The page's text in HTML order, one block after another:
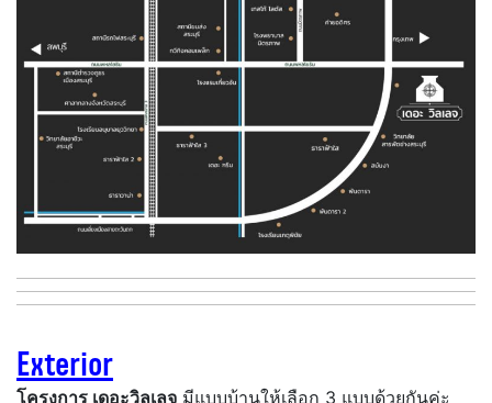
Exterior
โครงการ เดอะวิลเลจ มีแบบบ้านให้เลือก 3 แบบด้วยกันค่ะ